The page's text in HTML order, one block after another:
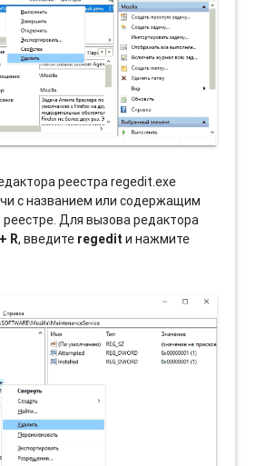
реестра regedit.exe
с названием или содержащим
реестре. Для вызова редактора
R, введите regedit и нажмите